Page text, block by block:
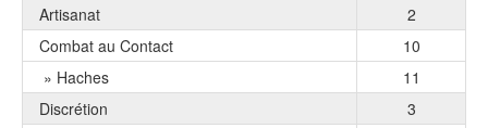
Artisanat
2
Combat au Contact
10
» Haches
11
Discrétion
3